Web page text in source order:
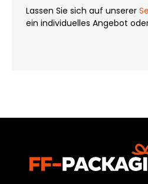
Lassen Sie sich auf unserer
ein individuelles Angebot